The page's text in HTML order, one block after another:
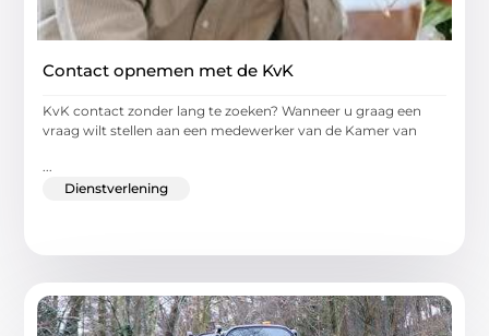
Contact opnemen met de KvK
KvK contact zonder lang te zoeken? Wanneer u graag een
vraag wilt stellen aan een medewerker van de Kamer van
Dienstverlening